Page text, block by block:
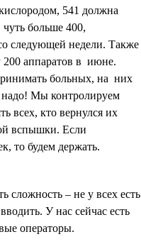
541 должна
больше 400,
следующей недели. Также
200 аппаратов в июне.
больных, на них
надо! Мы контролируем
всех, кто вернулся их
вспышки. Если
то будем держать.
сложность – не у всех есть
У нас сейчас есть
операторы.